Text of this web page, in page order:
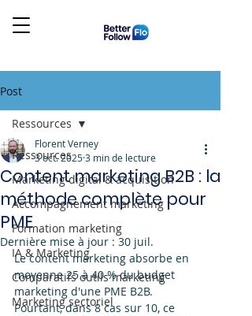
Post
Ressources
Marketing digital & acquisition
Accompagnement marketing
Formation marketing
IA & Marketing
Comparatifs outils marketing
Marketing sectoriel
Ressources
Content marketing B2B : la
méthode complète pour
PME
Florent Verney
3 oct. 20253 min de lecture
Dernière mise à jour : 30 juil.
Le content marketing absorbe en
moyenne 25 à 40 % du budget
marketing d'une PME B2B.
Pourtant, dans 8 cas sur 10, ce